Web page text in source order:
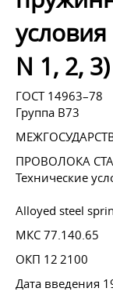
N 1, 2, 3)
ГОСТ 14963–78
Группа В73
ПРОВОЛОКА
Технические
Alloyed steel
МКС 77.140.65
ОКП 12 2100
Дата введения